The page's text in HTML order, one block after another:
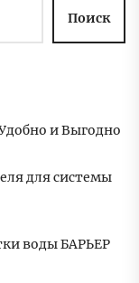
Поиск
и Выгодно
для системы
воды БАРЬЕР